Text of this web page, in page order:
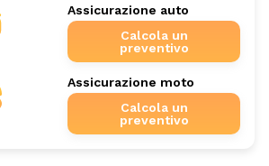
Assicurazione auto
Calcola un
preventivo
Assicurazione moto
Calcola un
preventivo